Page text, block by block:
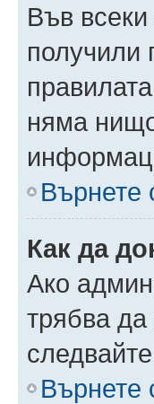
Във
получили
няма
Върнете
Как да
Ако
трябва да
Върнете